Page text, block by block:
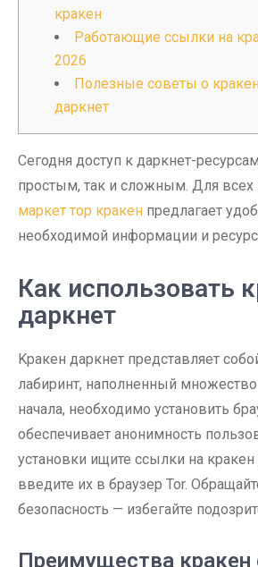
кракен
Работающие ссылки на
2026
Полезные советы о
даркнет
Сегодня доступ к даркнет-
простым, так и сложным. Для
маркет тор кракен предлагает
необходимой информации и
Как использовать
даркнет
Kракен даркнет представляет
лабиринт, наполненный
начала, необходимо установить
обеспечивает анонимность
установки ищите ссылки на
введите их в браузер Tor.
безопасность — избегайте
Преимущества кракен